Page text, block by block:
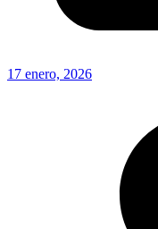
17 enero, 2026